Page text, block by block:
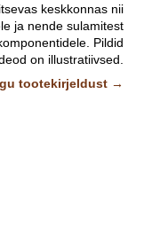
keskkonnas nii
ja nende sulamitest
Pildid
on illustratiivsed.
tootekirjeldust →